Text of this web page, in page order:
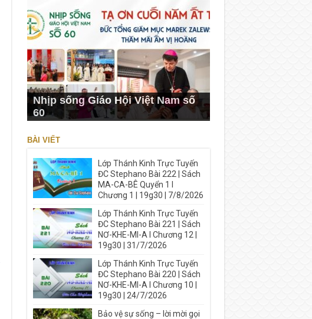
Nhịp sống Giáo Hội Việt Nam số
60
BÀI VIẾT
Lớp Thánh Kinh Trực Tuyến
ĐC Stephano Bài 222 | Sách
MA-CA-BÊ Quyển 1 I
Chương 1 | 19g30 | 7/8/2026
Lớp Thánh Kinh Trực Tuyến
ĐC Stephano Bài 221 | Sách
NƠ-KHE-MI-A I Chương 12 |
19g30 | 31/7/2026
Lớp Thánh Kinh Trực Tuyến
ĐC Stephano Bài 220 | Sách
NƠ-KHE-MI-A I Chương 10 |
19g30 | 24/7/2026
Bảo vệ sự sống – lời mời gọi